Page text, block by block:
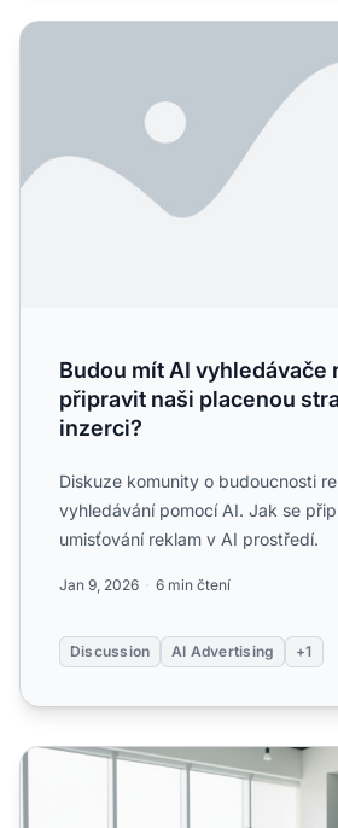
Budou mít AI vyhledávače
Budou mít AI vyhledávače
připravit naši placenou
inzerci?
Diskuze komunity o budoucnosti
vyhledávání pomocí AI. Jak se
umisťování reklam v AI prostředí.
Jan 9, 2026 6 min čtení
Discussion AI Advertising +1
Placená AI viditelnost vs.